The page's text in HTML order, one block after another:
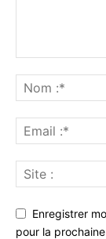
Enregistrer
pour la